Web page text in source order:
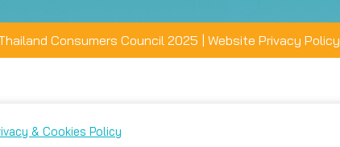
Consumers Council 2025 | Website Privacy Policy
& Cookies Policy
เลือกตั้งค่าความเป็นส่วนตัวได้